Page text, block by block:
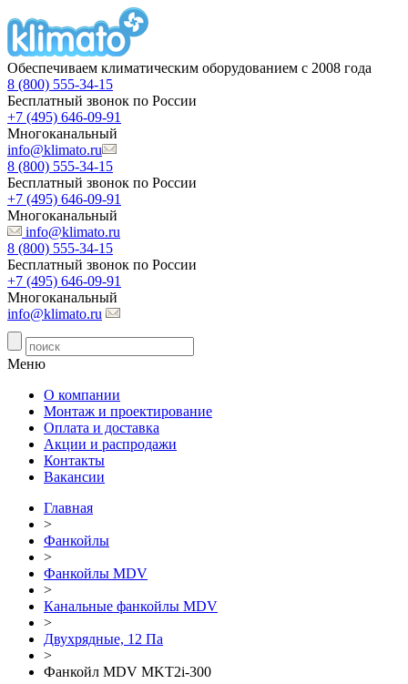
Обеспечиваем климатическим оборудованием с 2008 года
8 (800) 555-34-15
Бесплатный звонок по России
+7 (495) 646-09-91
Многоканальный
info@klimato.ru
8 (800) 555-34-15
Бесплатный звонок по России
+7 (495) 646-09-91
Многоканальный
info@klimato.ru
8 (800) 555-34-15
Бесплатный звонок по России
+7 (495) 646-09-91
Многоканальный
info@klimato.ru
Меню
О компании
Монтаж и проектирование
Оплата и доставка
Акции и распродажи
Контакты
Вакансии
Главная
>
Фанкойлы
>
Фанкойлы MDV
>
Канальные фанкойлы MDV
>
Двухрядные, 12 Па
>
Фанкойл MDV MKT2i-300